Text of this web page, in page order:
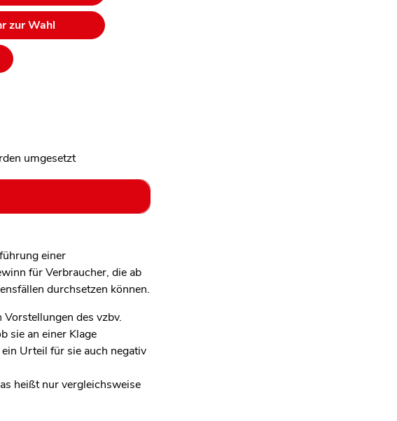
zur Wahl
umgesetzt
einer
für Verbraucher, die ab
durchsetzen können.
des vzbv.
sie an einer Klage
Urteil für sie auch negativ
heißt nur vergleichsweise